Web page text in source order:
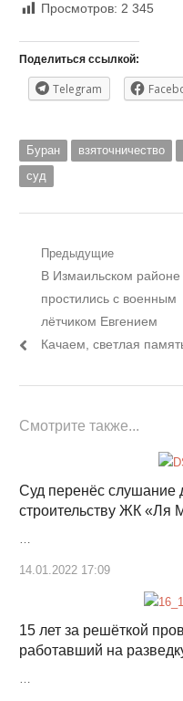
Просмотров: 2 345
Поделиться ссылкой:
Telegram
Буран взяточничество
суд
Навигация
записям
Предыдущие
Предыдущий
пост:
В Измаильском районе
простились с военным
лётчиком Евгением
Качаем, светлая
Смотрите также...
Суд перенёс слушание
строительству ЖК «Ля
…
14.01.2022 17:09
15 лет за решёткой
работавший на
…